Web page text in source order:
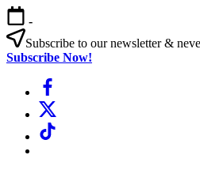
Skip
to
content
-
Subscribe to our newsletter &
Subscribe Now!
Facebook
X
TikTok